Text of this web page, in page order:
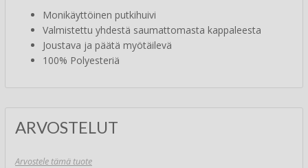
Monikäyttöinen putkihuivi
Valmistettu yhdestä saumattomasta kappaleesta
Joustava ja päätä myötäilevä
100% Polyesteriä
ARVOSTELUT
Arvostele tämä tuote